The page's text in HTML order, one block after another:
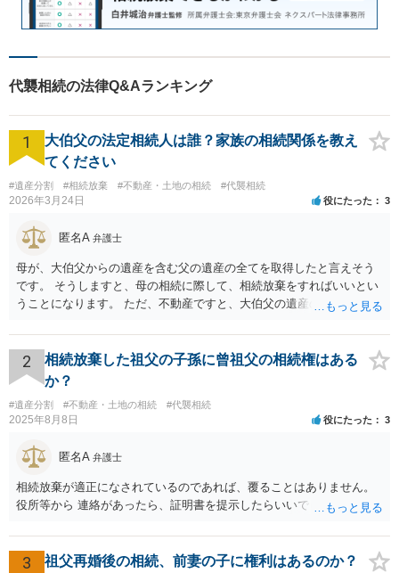
代襲相続の法律Q&Aランキング
1
大伯父の法定相続人は誰？家族の相続関係を教え
てください
#遺産分割 #相続放棄 #不動産・土地の相続 #代襲相続
2026年3月24日 役にたった 3
匿名A 弁護士
母が、大伯父からの遺産を含む父の遺産の全てを取得したと言えそう
です。 そうしますと、母の相続に際して、相続放棄をすればいいとい
うことになります。 ただ、不動産ですと、大伯父の遺産の名義がまだ
2
相続放棄した祖父の子孫に曾祖父の相続権はある
か？
#遺産分割 #不動産・土地の相続 #代襲相続
2025年8月8日 役にたった 3
匿名A 弁護士
相続放棄が適正になされているのであれば、覆ることはありません。
役所等から 連絡があったら、証明書を提示したらいいでしょう。
3 祖父再婚後の相続、前妻の子に権利はあるのか？